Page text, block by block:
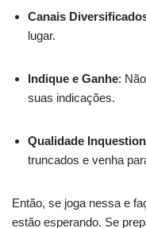
Canais
lugar.
Indique e Ganhe:
suas indicações.
Qualidade
truncados e venha
Então, se joga nessa e
estão esperando. Se